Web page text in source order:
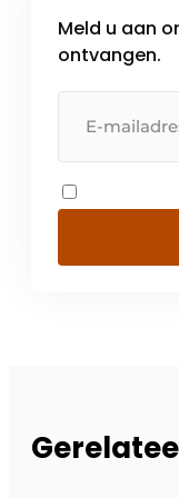
Meld u aan
ontvangen.